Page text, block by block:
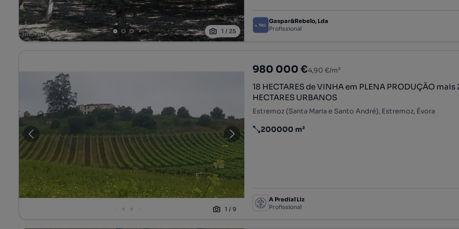
1 / 25
Gaspar&Rebelo, Lda
Profissional
1 /9
980 000 €4,90 €/m²
18 HECTARES de VINHA em PLENA PRODUÇÃO mais
HECTARES URBANOS
Estremoz (Santa Maria e Santo André), Estremoz, Évora
Preço por metro quadrado
200000 m²
A Predial Liz
Profissional